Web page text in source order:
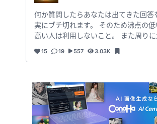
何か質問したらあなたは出てきた回答
実にブチ切れます。 そのため沸点の
高い人は利用しないこと。 また周りに
や割れやすいものがないことを確認し
すること。
15 19 557 3.03K